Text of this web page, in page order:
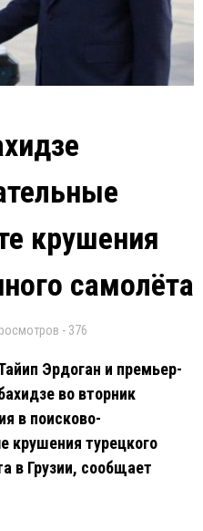
крушения
самолёта
- 376
Эрдоган и премьер-
во вторник
в поисково-
крушения турецкого
в Грузии, сообщает